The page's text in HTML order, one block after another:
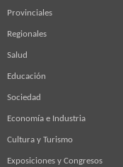
Provinciales
Regionales
Salud
Educación
Sociedad
Economía e Industria
Cultura y Turismo
Exposiciones y Congresos